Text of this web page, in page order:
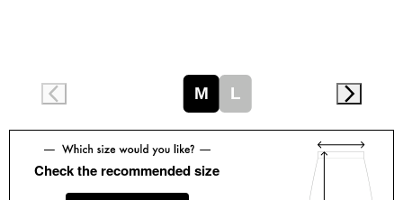
サンダル
その他
M L
Check the recommended size